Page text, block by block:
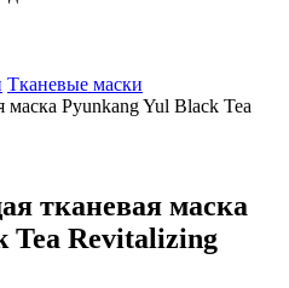
Тканевые маски
Pyunkang Yul Black Tea
тканевая маска
Tea Revitalizing